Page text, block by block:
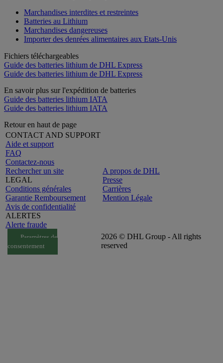
Marchandises interdites et restreintes
Batteries au Lithium
Marchandises dangereuses
Importer des denrées alimentaires aux Etats-Unis
Fichiers téléchargeables
Guide des batteries lithium de DHL Express
Guide des batteries lithium de DHL Express
En savoir plus sur l'expédition de batteries
Guide des batteries lithium IATA
Guide des batteries lithium IATA
Retour en haut de page
CONTACT AND SUPPORT
Aide et support
FAQ
Contactez-nous
Rechercher un site
LEGAL
Conditions générales
Garantie Remboursement
Avis de confidentialité
ALERTES
Alerte fraude
A propos de DHL
Presse
Carrières
Mention Légale
Paramètres de
consentement
2026 © DHL Group - All rights
reserved